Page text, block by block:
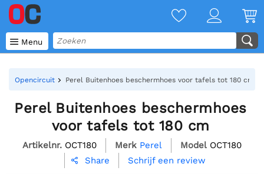
 Menu
Opencircuit Perel Buitenhoes beschermhoes voor tafels tot 180 cm
Perel Buitenhoes beschermhoes
voor tafels tot 180 cm
Artikelnr. OCT180 Merk Perel Model OCT180
 Share Schrijf een review